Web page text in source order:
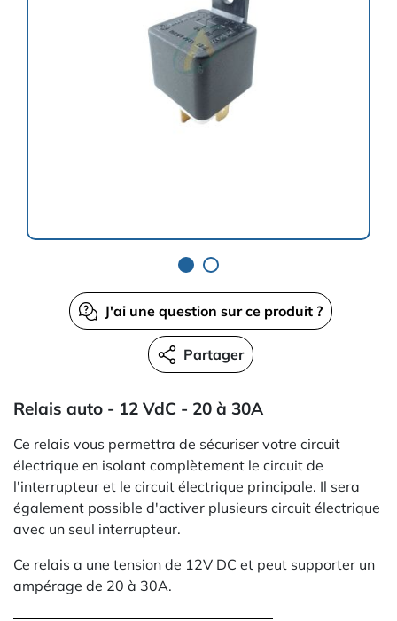
J'ai une question sur ce produit ?
Partager
Relais auto - 12 VdC - 20 à 30A
Ce relais vous permettra de sécuriser votre circuit
électrique en isolant complètement le circuit de
l'interrupteur et le circuit électrique principale. Il sera
également possible d'activer plusieurs circuit électrique
avec un seul interrupteur.
Ce relais a une tension de 12V DC et peut supporter un
ampérage de 20 à 30A.